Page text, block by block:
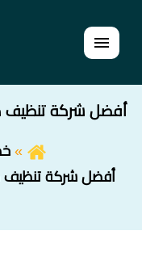
القائمة
أفضل شركة تنظيف كنب
أفضل شركة تنظيف كنب